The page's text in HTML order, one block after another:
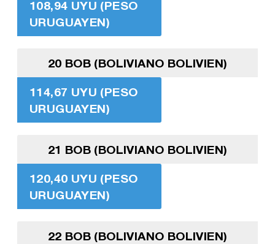
108,94 UYU (PESO
URUGUAYEN)
20 BOB (BOLIVIANO BOLIVIEN)
114,67 UYU (PESO
URUGUAYEN)
21 BOB (BOLIVIANO BOLIVIEN)
120,40 UYU (PESO
URUGUAYEN)
22 BOB (BOLIVIANO BOLIVIEN)